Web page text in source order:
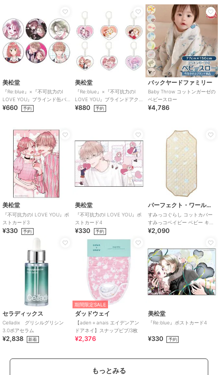
美松堂
『Re:blue』×『不可抗力のI
LOVE YOU』ブラインド缶バ
ッジ（全6種）
¥660 予約
美松堂
『Re:blue』×『不可抗力のI
LOVE YOU』ブラインドアク
リルキーホルダー（全6種）
¥880 予約
バックヤードファミリー
Baby Throw コットンガーゼの
ベビースロー
¥4,786
美松堂
『不可抗力のI LOVE YOU』ポ
ストカード3
¥330 予約
美松堂
『不可抗力のI LOVE YOU』ポ
ストカード4
¥330 予約
パーフェクト・ワールド・トーキョー
すみっコぐらし コットカバー
すみっコベイビー ベビー キッ
ズ すみっこ
¥2,090
セラディックス
Celladix グリシルグリシン
3.0ポアセラム
¥2,838 新着
期間限定SALE
ダッドウェイ
【aden＋anais エイデンアン
ドアネイ】スナップビブ/3枚
¥2,376
美松堂
『Re:blue』ポストカード4
¥330 予約
もっとみる